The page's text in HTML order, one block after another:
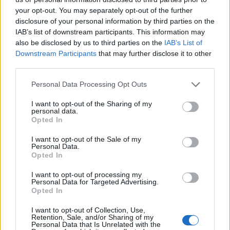
your opt-out. You may separately opt-out of the further
disclosure of your personal information by third parties on the
IAB’s list of downstream participants. This information may
also be disclosed by us to third parties on the IAB’s List of
Downstream Participants that may further disclose it to other
Personal Data Processing Opt Outs
I want to opt-out of the Sharing of my
personal data.
Opted In
I want to opt-out of the Sale of my
Personal Data.
Opted In
I want to opt-out of processing my
Personal Data for Targeted Advertising.
Opted In
I want to opt-out of Collection, Use,
Retention, Sale, and/or Sharing of my
Personal Data that Is Unrelated with the
directement dans le tambour, il restera propre plus
longtemps.
Le nettoyage du filtre à vidange
En bas de votre lave-linge, vous avez accès à une
petite trappe. Vous trouverez dedans un petit tuyau